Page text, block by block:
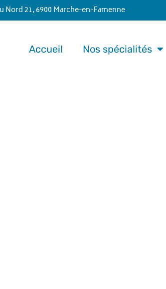
Nord 21, 6900 Marche-en-Famenne
Accueil Nos spécialités